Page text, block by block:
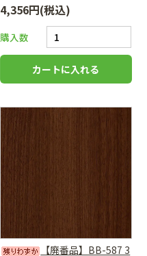
4,356円(税込)
購入数
【廃番品】BB-587 3